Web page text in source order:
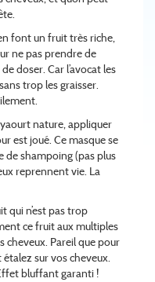
en font un fruit très riche,
ne pas prendre de
doser. Car l’avocat les
trop les graisser.
nature, appliquer
est joué. Ce masque se
de shampoing (pas plus
reprennent vie. La
qui n’est pas trop
ce fruit aux multiples
cheveux. Pareil que pour
étalez sur vos cheveux.
bluffant garanti !